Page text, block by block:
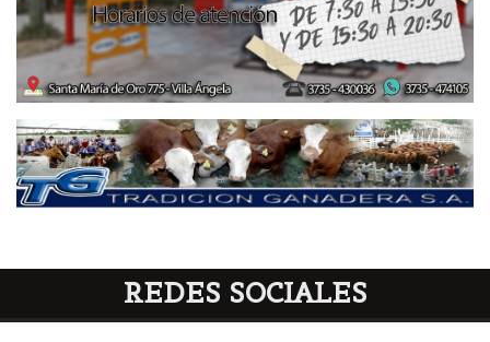
REDES SOCIALES